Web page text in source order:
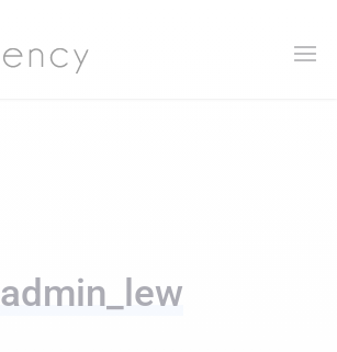
admin_lew